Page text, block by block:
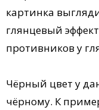
картинка
глянцевый
противников у
Чёрный цвет у
чёрному. К